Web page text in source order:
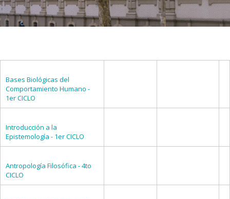
Bases Biológicas del
Comportamiento Humano -
1er CICLO
Introducción a la
Epistemología - 1er CICLO
Antropología Filosófica - 4to
CICLO